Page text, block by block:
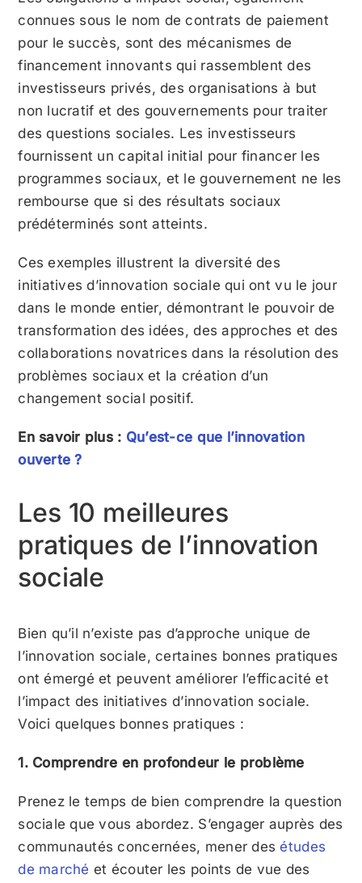
connues sous le nom de contrats de paiement
pour le succès, sont des mécanismes de
financement innovants qui rassemblent des
investisseurs privés, des organisations à but
non lucratif et des gouvernements pour traiter
des questions sociales. Les investisseurs
fournissent un capital initial pour financer les
programmes sociaux, et le gouvernement ne les
rembourse que si des résultats sociaux
prédéterminés sont atteints.
Ces exemples illustrent la diversité des
initiatives d’innovation sociale qui ont vu le jour
dans le monde entier, démontrant le pouvoir de
transformation des idées, des approches et des
collaborations novatrices dans la résolution des
problèmes sociaux et la création d’un
changement social positif.
En savoir plus : Qu’est-ce que l’innovation
ouverte ?
Les 10 meilleures
pratiques de l’innovation
sociale
Bien qu’il n’existe pas d’approche unique de
l’innovation sociale, certaines bonnes pratiques
ont émergé et peuvent améliorer l’efficacité et
l’impact des initiatives d’innovation sociale.
Voici quelques bonnes pratiques :
1. Comprendre en profondeur le problème
Prenez le temps de bien comprendre la question
sociale que vous abordez. S’engager auprès des
communautés concernées, mener des études
de marché et écouter les points de vue des